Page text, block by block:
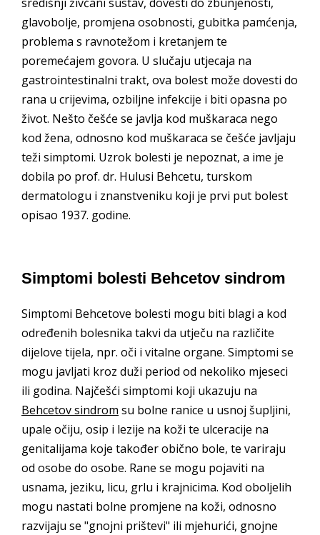
glavobolje, promjena osobnosti, gubitka pamćenja,
problema s ravnotežom i kretanjem te
poremećajem govora. U slučaju utjecaja na
gastrointestinalni trakt, ova bolest može dovesti do
rana u crijevima, ozbiljne infekcije i biti opasna po
život. Nešto češće se javlja kod muškaraca nego
kod žena, odnosno kod muškaraca se češće javljaju
teži simptomi. Uzrok bolesti je nepoznat, a ime je
dobila po prof. dr. Hulusi Behcetu, turskom
dermatologu i znanstveniku koji je prvi put bolest
opisao 1937. godine.
Simptomi bolesti Behcetov sindrom
Simptomi Behcetove bolesti mogu biti blagi a kod
određenih bolesnika takvi da utječu na različite
dijelove tijela, npr. oči i vitalne organe. Simptomi se
mogu javljati kroz duži period od nekoliko mjeseci
ili godina. Najčešći simptomi koji ukazuju na
Behcetov sindrom su bolne ranice u usnoj šupljini,
upale očiju, osip i lezije na koži te ulceracije na
genitalijama koje također obično bole, te variraju
od osobe do osobe. Rane se mogu pojaviti na
usnama, jeziku, licu, grlu i krajnicima. Kod oboljelih
mogu nastati bolne promjene na koži, odnosno
razvijaju se "gnojni prištevi" ili mjehurići, gnojne